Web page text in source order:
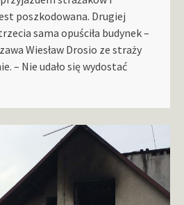
poszkodowana. Drugiej
sama opuściła budynek –
Wiesław Drosio ze straży
– Nie udało się wydostać